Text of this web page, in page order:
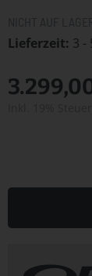
Lieferzeit 3 -